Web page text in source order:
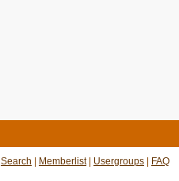
Search Memberlist| Usergroups FAQ